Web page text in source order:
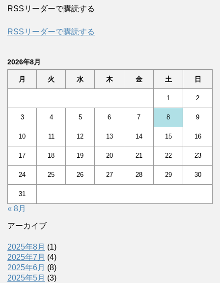
RSSリーダーで購読する
RSSリーダーで購読する
2026年8月
月 火 水 木 金 土 日
1 2
3 4 5 6 7 8 9
10 11 12 13 14 15 16
17 18 19 20 21 22 23
24 25 26 27 28 29 30
31
« 8月
アーカイブ
2025年8月 (1)
2025年7月 (4)
2025年6月 (8)
2025年5月 (3)